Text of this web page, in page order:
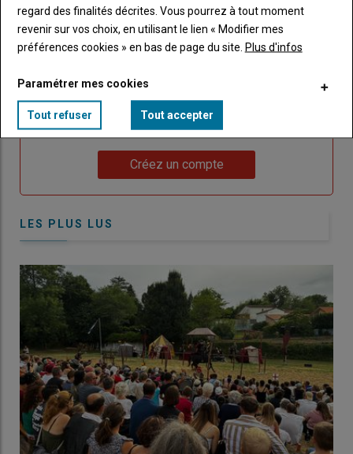
passe"
connecte"
Sous-
Vous n'êtes pas abonné(e)
Body Choisissez votre formule et créez votre
compte pour accéder à tout Caracterres.
Créez un compte
LES PLUS LUS
regard des finalités décrites. Vous pourrez à tout moment
revenir sur vos choix, en utilisant le lien « Modifier mes
préférences cookies » en bas de page du site. Plus d'infos
Paramétrer mes cookies
Tout refuser Tout accepter